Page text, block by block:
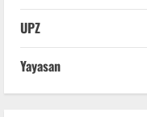
UPZ
Yayasan